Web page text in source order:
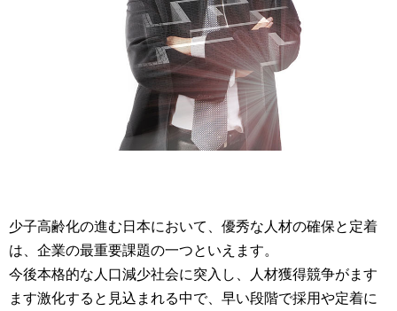
少子高齢化の進む日本において、優秀な人材の確保と定着
は、企業の最重要課題の一つといえます。
今後本格的な人口減少社会に突入し、人材獲得競争がます
ます激化すると見込まれる中で、早い段階で採用や定着に